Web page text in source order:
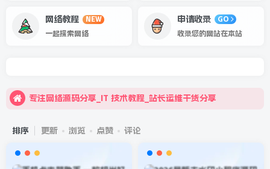
网络教程 NEW
一起探索网络
申请收录 GO
收录您的网站在本站
专注网络源码分享_IT 技术教程_站长运维干货分享
排序
更新 浏览 点赞 评论